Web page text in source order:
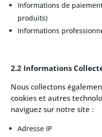
Informations de
produits)
Informations
2.2 Informations
Nous collectons
cookies et autres
naviguez sur notre site :
Adresse IP